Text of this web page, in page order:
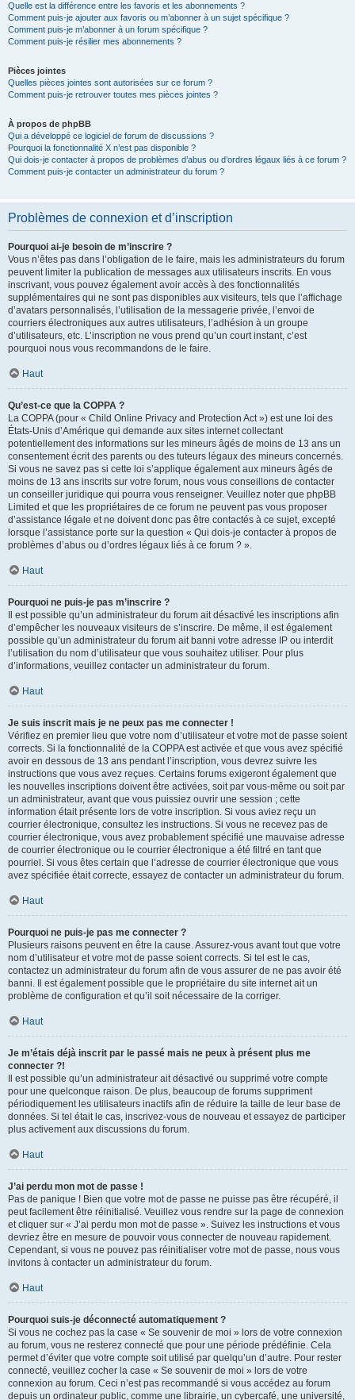
Quelle est la différence entre les favoris et les abonnements ?
Comment puis-je ajouter aux favoris ou m’abonner à un sujet spécifique ?
Comment puis-je m’abonner à un forum spécifique ?
Comment puis-je résilier mes abonnements ?
Pièces jointes
Quelles pièces jointes sont autorisées sur ce forum ?
Comment puis-je retrouver toutes mes pièces jointes ?
À propos de phpBB
Qui a développé ce logiciel de forum de discussions ?
Pourquoi la fonctionnalité X n’est pas disponible ?
Qui dois-je contacter à propos de problèmes d’abus ou d’ordres légaux liés à ce forum ?
Comment puis-je contacter un administrateur du forum ?
Problèmes de connexion et d’inscription
Pourquoi ai-je besoin de m’inscrire ?
Vous n’êtes pas dans l’obligation de le faire, mais les administrateurs du forum
peuvent limiter la publication de messages aux utilisateurs inscrits. En vous
inscrivant, vous pouvez également avoir accès à des fonctionnalités
supplémentaires qui ne sont pas disponibles aux visiteurs, tels que l’affichage
d’avatars personnalisés, l’utilisation de la messagerie privée, l’envoi de
courriers électroniques aux autres utilisateurs, l’adhésion à un groupe
d’utilisateurs, etc. L’inscription ne vous prend qu’un court instant, c’est
pourquoi nous vous recommandons de le faire.
Haut
Qu’est-ce que la COPPA ?
La COPPA (pour « Child Online Privacy and Protection Act ») est une loi des
États-Unis d’Amérique qui demande aux sites internet collectant
potentiellement des informations sur les mineurs âgés de moins de 13 ans un
consentement écrit des parents ou des tuteurs légaux des mineurs concernés.
Si vous ne savez pas si cette loi s’applique également aux mineurs âgés de
moins de 13 ans inscrits sur votre forum, nous vous conseillons de contacter
un conseiller juridique qui pourra vous renseigner. Veuillez noter que phpBB
Limited et que les propriétaires de ce forum ne peuvent pas vous proposer
d’assistance légale et ne doivent donc pas être contactés à ce sujet, excepté
lorsque l’assistance porte sur la question « Qui dois-je contacter à propos de
problèmes d’abus ou d’ordres légaux liés à ce forum ? ».
Haut
Pourquoi ne puis-je pas m’inscrire ?
Il est possible qu’un administrateur du forum ait désactivé les inscriptions afin
d’empêcher les nouveaux visiteurs de s’inscrire. De même, il est également
possible qu’un administrateur du forum ait banni votre adresse IP ou interdit
l’utilisation du nom d’utilisateur que vous souhaitez utiliser. Pour plus
d’informations, veuillez contacter un administrateur du forum.
Haut
Je suis inscrit mais je ne peux pas me connecter !
Vérifiez en premier lieu que votre nom d’utilisateur et votre mot de passe soient
corrects. Si la fonctionnalité de la COPPA est activée et que vous avez spécifié
avoir en dessous de 13 ans pendant l’inscription, vous devrez suivre les
instructions que vous avez reçues. Certains forums exigeront également que
les nouvelles inscriptions doivent être activées, soit par vous-même ou soit par
un administrateur, avant que vous puissiez ouvrir une session ; cette
information était présente lors de votre inscription. Si vous aviez reçu un
courrier électronique, consultez les instructions. Si vous ne recevez pas de
courrier électronique, vous avez probablement spécifié une mauvaise adresse
de courrier électronique ou le courrier électronique a été filtré en tant que
pourriel. Si vous êtes certain que l’adresse de courrier électronique que vous
avez spécifiée était correcte, essayez de contacter un administrateur du forum.
Haut
Pourquoi ne puis-je pas me connecter ?
Plusieurs raisons peuvent en être la cause. Assurez-vous avant tout que votre
nom d’utilisateur et votre mot de passe soient corrects. Si tel est le cas,
contactez un administrateur du forum afin de vous assurer de ne pas avoir été
banni. Il est également possible que le propriétaire du site internet ait un
problème de configuration et qu’il soit nécessaire de la corriger.
Haut
Je m’étais déjà inscrit par le passé mais ne peux à présent plus me
connecter ?!
Il est possible qu’un administrateur ait désactivé ou supprimé votre compte
pour une quelconque raison. De plus, beaucoup de forums suppriment
périodiquement les utilisateurs inactifs afin de réduire la taille de leur base de
données. Si tel était le cas, inscrivez-vous de nouveau et essayez de participer
plus activement aux discussions du forum.
Haut
J’ai perdu mon mot de passe !
Pas de panique ! Bien que votre mot de passe ne puisse pas être récupéré, il
peut facilement être réinitialisé. Veuillez vous rendre sur la page de connexion
et cliquer sur « J’ai perdu mon mot de passe ». Suivez les instructions et vous
devriez être en mesure de pouvoir vous connecter de nouveau rapidement.
Cependant, si vous ne pouvez pas réinitialiser votre mot de passe, nous vous
invitons à contacter un administrateur du forum.
Haut
Pourquoi suis-je déconnecté automatiquement ?
Si vous ne cochez pas la case « Se souvenir de moi » lors de votre connexion
au forum, vous ne resterez connecté que pour une période prédéfinie. Cela
permet d’éviter que votre compte soit utilisé par quelqu’un d’autre. Pour rester
connecté, veuillez cocher la case « Se souvenir de moi » lors de votre
connexion au forum. Ceci n’est pas recommandé si vous accédez au forum
depuis un ordinateur public, comme une librairie, un cybercafé, une université,